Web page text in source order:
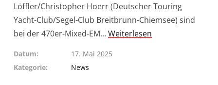
Löffler/Christopher Hoerr (Deutscher Touring
Yacht-Club/Segel-Club Breitbrunn-Chiemsee) sind
bei der 470er-Mixed-EM…Weiterlesen
Datum
17. Mai 2025
Kategorie
News